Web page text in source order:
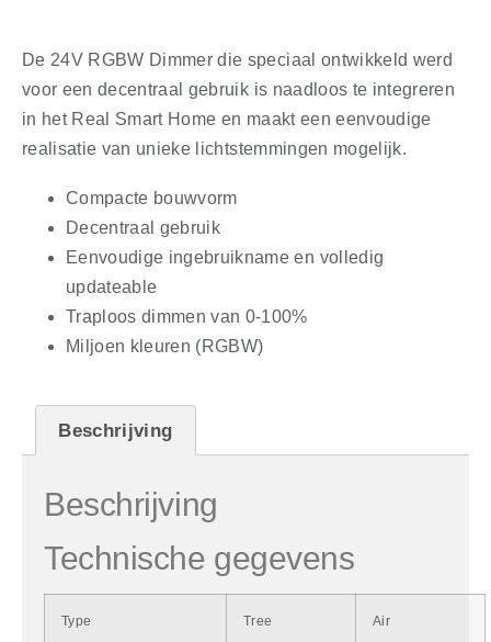
De 24V RGBW Dimmer die speciaal ontwikkeld werd
voor een decentraal gebruik is naadloos te integreren
in het Real Smart Home en maakt een eenvoudige
realisatie van unieke lichtstemmingen mogelijk.
Compacte bouwvorm
Decentraal gebruik
Eenvoudige ingebruikname en volledig
updateable
Traploos dimmen van 0-100%
Miljoen kleuren (RGBW)
Beschrijving
Beschrijving
Technische gegevens
Type Tree Air